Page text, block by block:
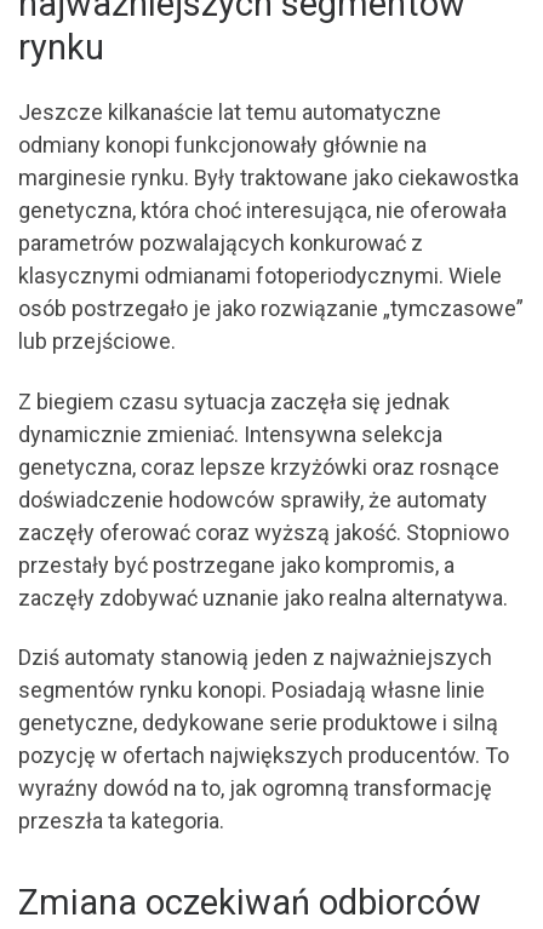
rynku
Jeszcze kilkanaście lat temu automatyczne
odmiany konopi funkcjonowały głównie na
marginesie rynku. Były traktowane jako ciekawostka
genetyczna, która choć interesująca, nie oferowała
parametrów pozwalających konkurować z
klasycznymi odmianami fotoperiodycznymi. Wiele
osób postrzegało je jako rozwiązanie „tymczasowe”
lub przejściowe.
Z biegiem czasu sytuacja zaczęła się jednak
dynamicznie zmieniać. Intensywna selekcja
genetyczna, coraz lepsze krzyżówki oraz rosnące
doświadczenie hodowców sprawiły, że automaty
zaczęły oferować coraz wyższą jakość. Stopniowo
przestały być postrzegane jako kompromis, a
zaczęły zdobywać uznanie jako realna alternatywa.
Dziś automaty stanowią jeden z najważniejszych
segmentów rynku konopi. Posiadają własne linie
genetyczne, dedykowane serie produktowe i silną
pozycję w ofertach największych producentów. To
wyraźny dowód na to, jak ogromną transformację
przeszła ta kategoria.
Zmiana oczekiwań odbiorców